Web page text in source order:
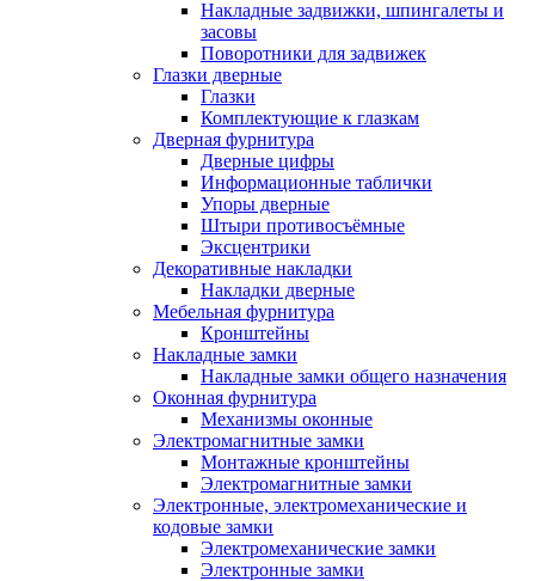
Накладные задвижки, шпингалеты и
засовы
Поворотники для задвижек
Глазки дверные
Глазки
Комплектующие к глазкам
Дверная фурнитура
Дверные цифры
Информационные таблички
Упоры дверные
Штыри противосъёмные
Эксцентрики
Декоративные накладки
Накладки дверные
Мебельная фурнитура
Кронштейны
Накладные замки
Накладные замки общего назначения
Оконная фурнитура
Механизмы оконные
Электромагнитные замки
Монтажные кронштейны
Электромагнитные замки
Электронные, электромеханические и
кодовые замки
Электромеханические замки
Электронные замки